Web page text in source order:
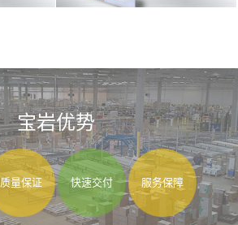
宝岩优势
质量保证 快速交付 服务保障